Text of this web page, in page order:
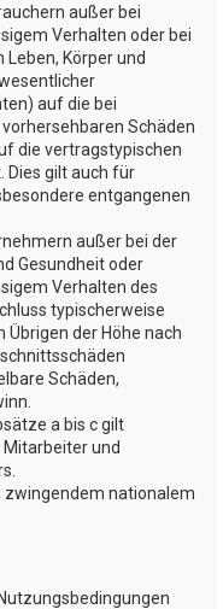
außer bei
Verhalten oder bei
Körper und
auf die bei
Schäden
die vertragstypischen
Dies gilt auch für
entgangenen
außer bei der
Gesundheit oder
Verhalten des
typischerweise
der Höhe nach
Schäden,
a bis c gilt
und
nationalem